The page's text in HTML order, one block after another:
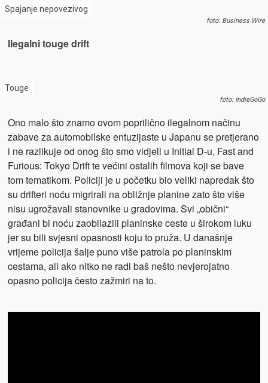
Spajanje nepovezivog
foto: Business Wire
Ilegalni touge drift
Touge
foto: IndieGoGo
Ono malo što znamo ovom poprilično ilegalnom načinu
zabave za automobilske entuzijaste u Japanu se pretjerano
i ne razlikuje od onog što smo vidjeli u Initial D-u, Fast and
Furious: Tokyo Drift te većini ostalih filmova koji se bave
tom tematikom. Policiji je u početku bio veliki napredak što
su drifteri noću migrirali na obližnje planine zato što više
nisu ugrožavali stanovnike u gradovima. Svi „obični“
građani bi noću zaobilazili planinske ceste u širokom luku
jer su bili svjesni opasnosti koju to pruža. U današnje
vrijeme policija šalje puno više patrola po planinskim
cestama, ali ako nitko ne radi baš nešto nevjerojatno
opasno policija često zažmiri na to.